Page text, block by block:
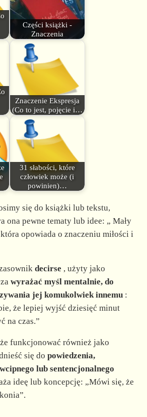
Części książki -
Znaczenia
Znaczenie Ekspresja
(Co to jest, pojęcie i…
31 słabości, które
człowiek może (i
powinien)…
się do książki lub tekstu,
ona pewne tematy lub idee: „ Mały
opowiada o znaczeniu miłości i
decirse , użyty jako
wyrażać myśl mentalnie, do
jej komukolwiek innemu:
że lepiej wyjść dziesięć minut
na czas.”
funkcjonować również jako
się do powiedzenia,
lub sentencjonalnego
ideę lub koncepcję: „Mówi się, że